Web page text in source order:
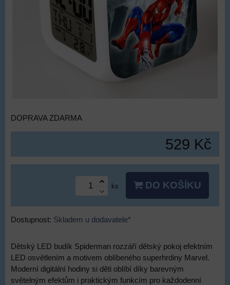
DOPRAVA ZDARMA
529 Kč
ks DO KOŠÍKU
Dostupnost: Skladem u dodavatele*
Dětský LED budík Spiderman rozzáří dětský pokoj efektním
LED osvětlením a motivem oblíbeného superhrdiny Marvel.
Moderní digitální hodiny si děti oblíbí díky barevným
světelným efektům i praktickým funkcím pro každodenní